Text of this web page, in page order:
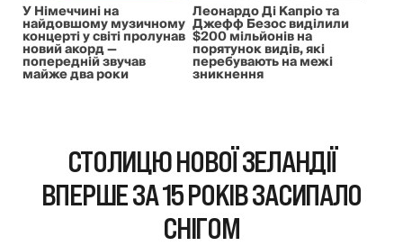
У Німеччині на
найдовшому музичному
концерті у світі пролунав
новий акорд —
попередній звучав
майже два роки
Леонардо Ді Капріо та
Джефф Безос виділили
$200 мільйонів на
порятунок видів, які
перебувають на межі
зникнення
СТОЛИЦЮ НОВОЇ ЗЕЛАНДІЇ
ВПЕРШЕ ЗА 15 РОКІВ ЗАСИПАЛО
СНІГОМ